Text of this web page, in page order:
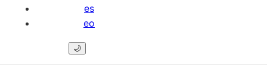
es
eo
🌙